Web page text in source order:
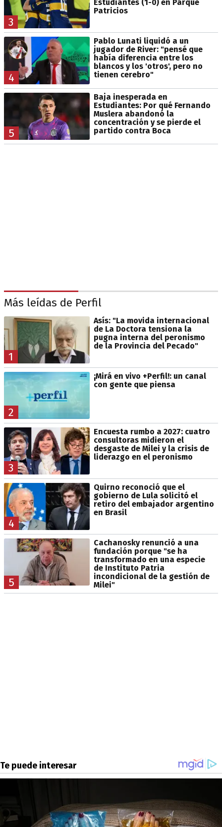
3
Estudiantes (1-0) en Parque
Patricios
4
Pablo Lunati liquidó a un
jugador de River: "pensé que
había diferencia entre los
blancos y los 'otros', pero no
tienen cerebro"
5
Baja inesperada en
Estudiantes: Por qué Fernando
Muslera abandonó la
concentración y se pierde el
partido contra Boca
Más leídas de Perfil
1
Asís: "La movida internacional
de La Doctora tensiona la
pugna interna del peronismo
de la Provincia del Pecado"
2
¡Mirá en vivo +Perfil!: un canal
con gente que piensa
3
Encuesta rumbo a 2027: cuatro
consultoras midieron el
desgaste de Milei y la crisis de
liderazgo en el peronismo
4
Quirno reconoció que el
gobierno de Lula solicitó el
retiro del embajador argentino
en Brasil
5
Cachanosky renunció a una
fundación porque "se ha
transformado en una especie
de Instituto Patria
incondicional de la gestión de
Milei"